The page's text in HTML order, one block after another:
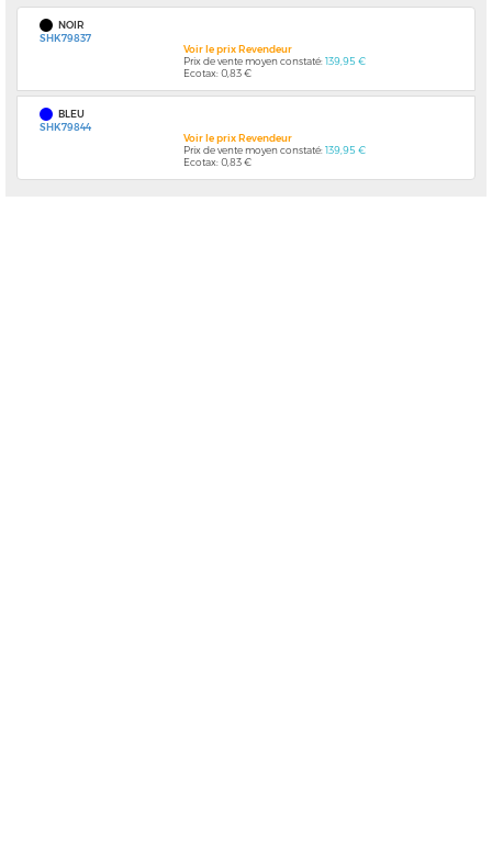
NOIR
SHK79837
Voir le prix Revendeur
Prix de vente moyen constaté:139,95 €
Ecotax: 0,83 €
BLEU
SHK79844
Voir le prix Revendeur
Prix de vente moyen constaté:139,95 €
Ecotax: 0,83 €